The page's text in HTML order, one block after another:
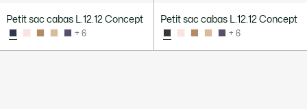
Petit sac cabas L.12.12 Concept
+ 6
Petit sac cabas L.12.12 Concept
+ 6